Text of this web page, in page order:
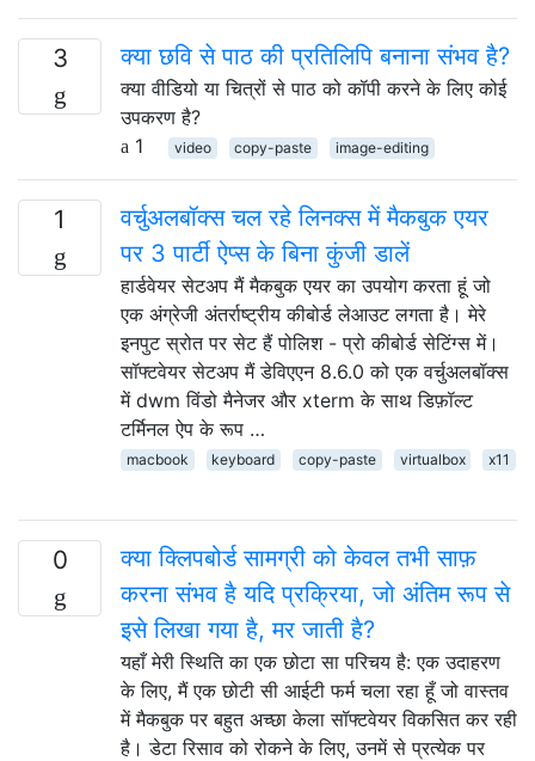
3 क्या छवि से पाठ की प्रतिलिपि बनाना संभव है?
क्या वीडियो या चित्रों से पाठ को कॉपी करने के लिए कोई
उपकरण है?
1
video copy-paste image-editing
1
वर्चुअलबॉक्स चल रहे लिनक्स में मैकबुक एयर
पर 3 पार्टी ऐप्स के बिना कुंजी डालें
हार्डवेयर सेटअप मैं मैकबुक एयर का उपयोग करता हूं जो
एक अंग्रेजी अंतर्राष्ट्रीय कीबोर्ड लेआउट लगता है। मेरे
इनपुट स्रोत पर सेट हैं पोलिश - प्रो कीबोर्ड सेटिंग्स में।
सॉफ्टवेयर सेटअप मैं डेविएएन 8.6.0 को एक वर्चुअलबॉक्स
में dwm विंडो मैनेजर और xterm के साथ डिफ़ॉल्ट
टर्मिनल ऐप के रूप …
macbook keyboard copy-paste virtualbox x11
0
क्या क्लिपबोर्ड सामग्री को केवल तभी साफ़
करना संभव है यदि प्रक्रिया, जो अंतिम रूप से
इसे लिखा गया है, मर जाती है?
यहाँ मेरी स्थिति का एक छोटा सा परिचय है: एक उदाहरण
के लिए, मैं एक छोटी सी आईटी फर्म चला रहा हूँ जो वास्तव
में मैकबुक पर बहुत अच्छा केला सॉफ्टवेयर विकसित कर रही
है। डेटा रिसाव को रोकने के लिए, उनमें से प्रत्येक पर